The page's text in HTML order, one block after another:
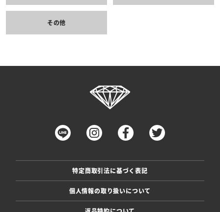
その他
特定商取引法に基づく表記
個人情報の取り扱いについて